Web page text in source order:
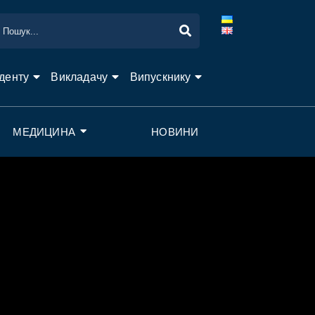
Викладачу Випускнику
МЕДИЦИНА НОВИНИ